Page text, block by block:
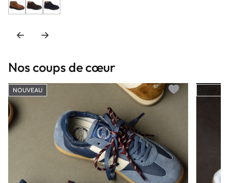
Nos coups de cœur
NOUVEAU
Add to wishlist